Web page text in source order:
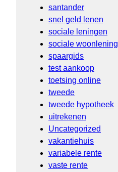
santander
snel geld lenen
sociale leningen
sociale woonlening
spaargids
test aankoop
toetsing online
tweede
tweede hypotheek
uitrekenen
Uncategorized
vakantiehuis
variabele rente
vaste rente